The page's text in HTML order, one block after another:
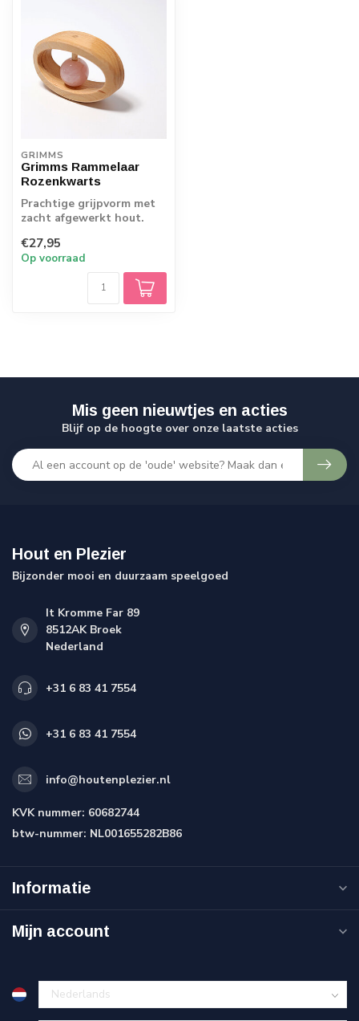
GRIMMS
Grimms Rammelaar
Rozenkwarts
Prachtige grijpvorm met
zacht afgewerkt hout.
nodigt ui...
€27,95
Op voorraad
Mis geen nieuwtjes en acties
Blijf op de hoogte over onze laatste acties
Hout en Plezier
Bijzonder mooi en duurzaam speelgoed
It Kromme Far 89
8512AK Broek
Nederland
+31 6 83 41 7554
+31 6 83 41 7554
info@houtenplezier.nl
KVK nummer: 60682744
btw-nummer: NL001655282B86
Informatie
Mijn account